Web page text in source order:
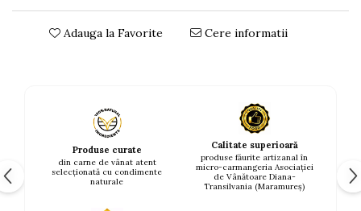
Adauga la Favorite Cere informatii
Produse curate
din carne de vânat atent
selecționată cu condimente
naturale
Calitate superioară
produse făurite artizanal în
micro-carmangeria Asociației
de Vânătoare Diana-
Transilvania (Maramureș)